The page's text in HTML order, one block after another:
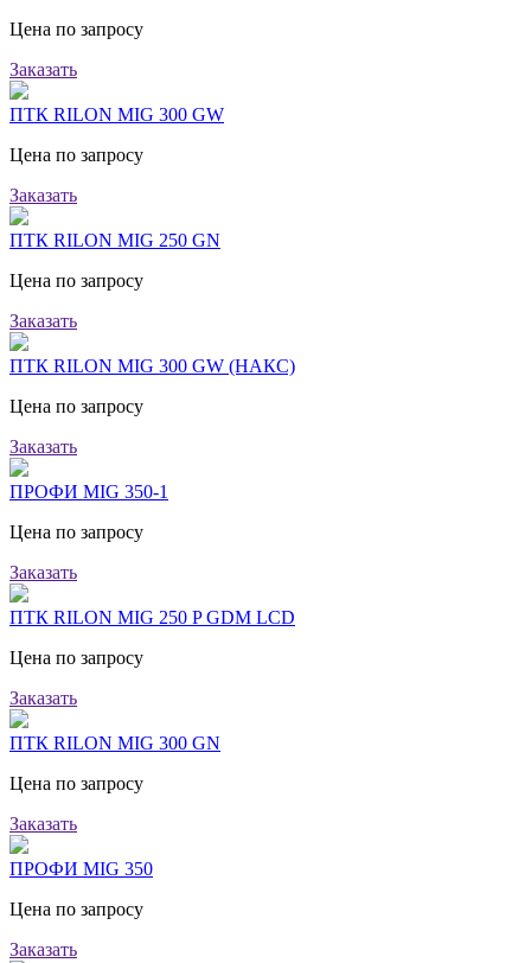
Цена по запросу
Заказать
ПТК RILON MIG 300 GW
Цена по запросу
Заказать
ПТК RILON MIG 250 GN
Цена по запросу
Заказать
ПТК RILON MIG 300 GW (НАКС)
Цена по запросу
Заказать
ПРОФИ MIG 350-1
Цена по запросу
Заказать
ПТК RILON MIG 250 P GDM LCD
Цена по запросу
Заказать
ПТК RILON MIG 300 GN
Цена по запросу
Заказать
ПРОФИ MIG 350
Цена по запросу
Заказать